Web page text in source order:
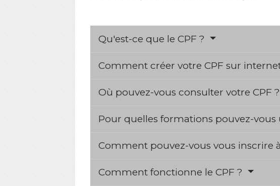
Qu'est-ce que le CPF ?
Comment créer votre CPF sur
Où pouvez-vous consulter votre CPF ?
Pour quelles formations pouvez-vous
Comment pouvez-vous vous inscrire
Comment fonctionne le CPF ?